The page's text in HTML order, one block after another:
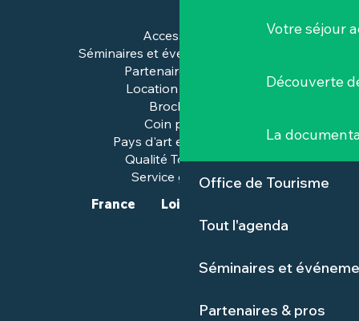
Votre séjour
Découverte
La
Office de Tourisme
Tout l'agenda
Séminaires et
Partenaires & pros
Accessibilité
Séminaires et événements pros
Partenaires & pros
Location de salles
Brochures
Coin presse
Pays d'art et d'histoire
Qualité Tourisme™
Service groupes
France
Loire-Atlantique